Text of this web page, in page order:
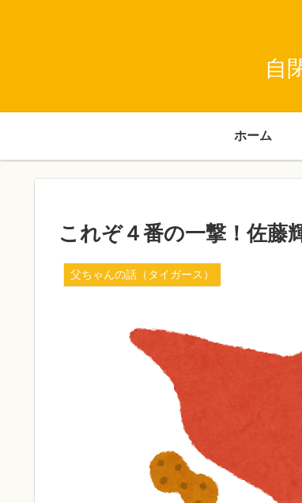
自
ホーム
これぞ４番の一撃！佐藤
父ちゃんの話（タイガース）